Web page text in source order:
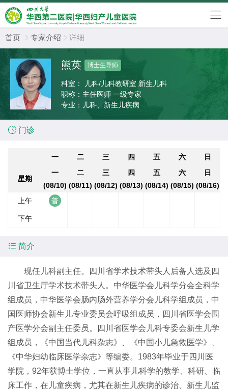
首页  专家介绍  详细
熊英 博士生导师
科室：
儿科/儿科教研室 新生儿科
职称： 主任医师 一级专家
专业： 儿科、新生儿疾病
 门诊
一 二 三 四 五 六 日
星期
一
(08/10)
二
(08/11)
三
(08/12)
四
(08/13)
五
(08/14)
六
(08/15)
日
(08/16)
上午
下午
 简介
现任儿科副主任。四川省学术技术带头人后备人选及四
川省卫生厅学术技术带头人。中华医学会儿科学分会全科学
组成员，中华医学会肠内肠外营养学分会儿科学组成员，中
国医师协会新生儿专业委员会呼吸组成员，四川省医学会围
产医学分会副主任委员。四川省医学会儿科专委会新生儿学
组成员，《中国当代儿科杂志》、《中国小儿急救医学》、
《中华妇幼临床医学杂志》等编委。1983年毕业于四川医
学院，92年获博士学位，一直从事儿科学的教学、科研、临
床工作，在儿童疾病，尤其在新生儿疾病的诊治、新生儿监